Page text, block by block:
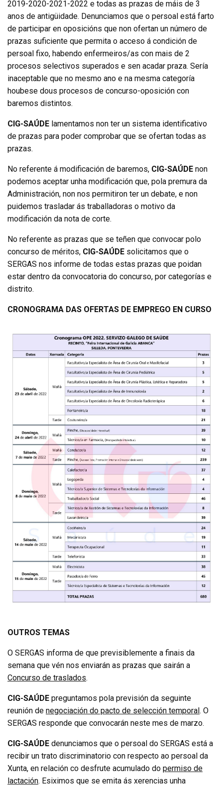
2019-2020-2021-2022 e todas as prazas de máis de 3
anos de antigüidade. Denunciamos que o persoal está farto
de participar en oposicións que non ofertan un número de
prazas suficiente que permita o acceso á condición de
persoal fixo, habendo enfermeiros/as con mais de 2
procesos selectivos superados e sen acadar praza. Sería
inaceptable que no mesmo ano e na mesma categoría
houbese dous procesos de concurso-oposición con
baremos distintos.
CIG-SAÚDE lamentamos non ter un sistema identificativo
de prazas para poder comprobar que se ofertan todas as
prazas.
No referente á modificación de baremos, CIG-SAÚDE non
podemos aceptar unha modificación que, pola premura da
Administración, non nos permitiron ter un debate, e non
puidemos trasladar ás traballadoras o motivo da
modificación da nota de corte.
No referente as prazas que se teñen que convocar polo
concurso de méritos, CIG-SAÚDE solicitamos que o
SERGAS nos informe de todas estas prazas que poidan
estar dentro da convocatoria do concurso, por categorías e
distrito.
CRONOGRAMA DAS OFERTAS DE EMPREGO EN CURSO
OUTROS TEMAS
O SERGAS informa de que previsiblemente a finais da
semana que vén nos enviarán as prazas que sairán a
Concurso de traslados.
CIG-SAÚDE preguntamos pola previsión da seguinte
reunión de negociación do pacto de selección temporal. O
SERGAS responde que convocarán neste mes de marzo.
CIG-SAÚDE denunciamos que o persoal do SERGAS está a
recibir un trato discriminatorio con respecto ao persoal da
Xunta, en relación co desfrute acumulado do permiso de
lactación. Esiximos que se emita ás xerencias unha